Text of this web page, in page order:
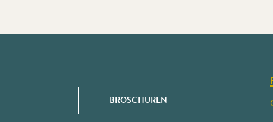
BROSCHÜREN